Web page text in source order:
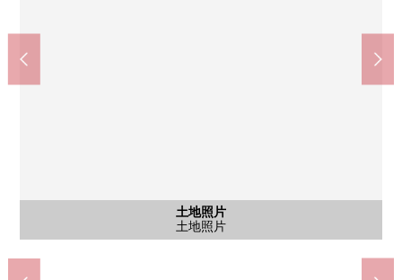
土地照片
土地照片
土地照片
土地照片(作为土地区划调整事业的区域)
含有前面道路的外观
含有前面道路的当地照片
含有前面道路的外观
含有前面道路的当地照片
土地照片
土地照片
土地照片
土地照片
7-Eleven奈良西木辻町商店(约550m)
步行7分钟。
奈良市立春日中学(约600m)
步行8分钟。
奈良站(JR西日本关西本线)(约950m)
步行12分钟。
THE BIG特别大安寺商店(约850m)
步行11分钟。